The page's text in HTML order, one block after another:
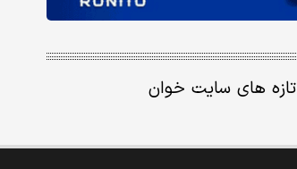
تازه های سایت خوان